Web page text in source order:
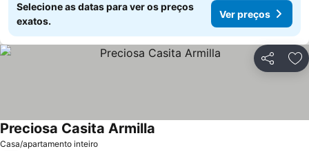
Selecione as datas para ver os preços
exatos.
Ver preços
Partilhar
Casa/apartamento inteiro
Preciosa Casita Armilla